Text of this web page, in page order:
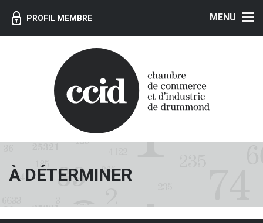
PROFIL MEMBRE
À DÉTERMINER
MENU